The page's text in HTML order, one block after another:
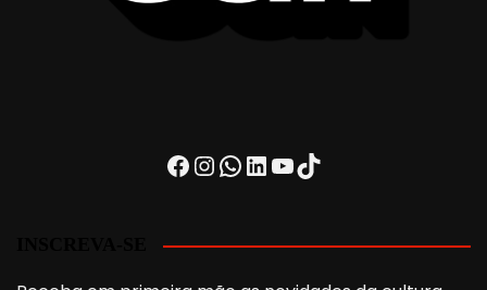
Facebook
Instagram
WhatsApp
LinkedIn
Youtube
TikTok